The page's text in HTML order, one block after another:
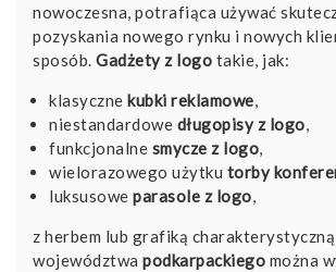
nowoczesna, potrafiąca używać
pozyskania nowego rynku i nowych
sposób. Gadżety z logo takie, jak:
klasyczne kubki reklamowe,
niestandardowe długopisy z logo,
funkcjonalne smycze z logo,
wielorazowego użytku torby
luksusowe parasole z logo,
z herbem lub grafiką
województwa podkarpackiego można